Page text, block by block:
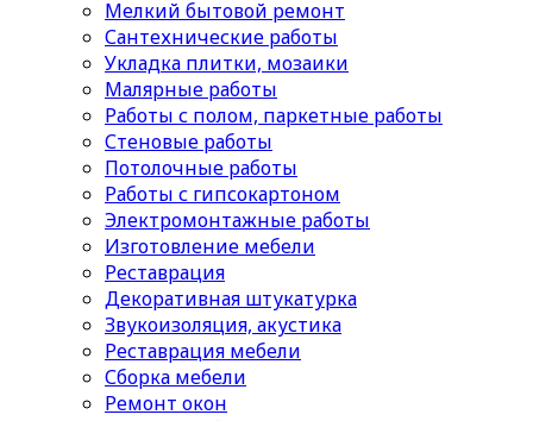
Мелкий бытовой ремонт
Сантехнические работы
Укладка плитки, мозаики
Малярные работы
Работы с полом, паркетные работы
Стеновые работы
Потолочные работы
Работы с гипсокартоном
Электромонтажные работы
Изготовление мебели
Реставрация
Декоративная штукатурка
Звукоизоляция, акустика
Реставрация мебели
Сборка мебели
Ремонт окон